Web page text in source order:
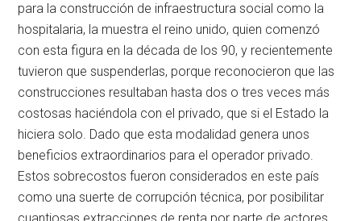
para la construcción de infraestructura social como la
hospitalaria, la muestra el reino unido, quien comenzó
con esta figura en la década de los 90, y recientemente
tuvieron que suspenderlas, porque reconocieron que las
construcciones resultaban hasta dos o tres veces más
costosas haciéndola con el privado, que si el Estado la
hiciera solo. Dado que esta modalidad genera unos
beneficios extraordinarios para el operador privado.
Estos sobrecostos fueron considerados en este país
como una suerte de corrupción técnica, por posibilitar